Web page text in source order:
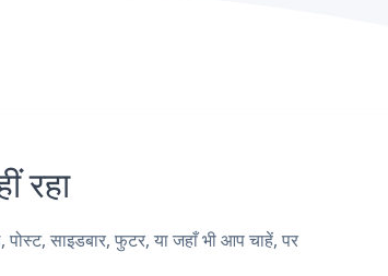
रहा
साइडबार, फुटर, या जहाँ भी आप चाहें, पर